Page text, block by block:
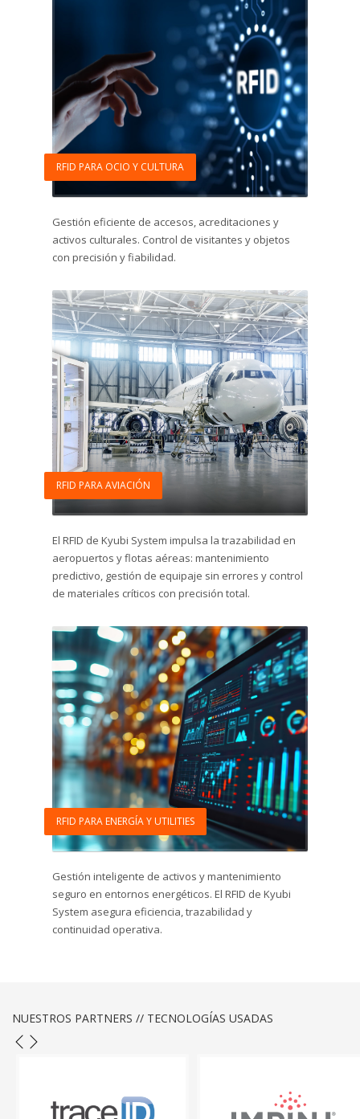
RFID PARA OCIO Y CULTURA
Gestión eficiente de accesos, acreditaciones y
activos culturales. Control de visitantes y objetos
con precisión y fiabilidad.
RFID PARA AVIACIÓN
El RFID de Kyubi System impulsa la trazabilidad en
aeropuertos y flotas aéreas: mantenimiento
predictivo, gestión de equipaje sin errores y control
de materiales críticos con precisión total.
RFID PARA ENERGÍA Y UTILITIES
Gestión inteligente de activos y mantenimiento
seguro en entornos energéticos. El RFID de Kyubi
System asegura eficiencia, trazabilidad y
continuidad operativa.
NUESTROS PARTNERS // TECNOLOGÍAS USADAS